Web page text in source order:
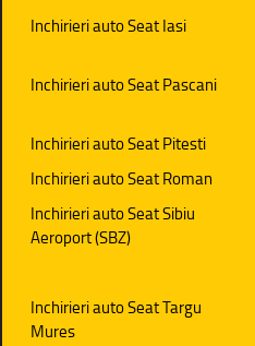
Inchirieri auto Seat Iasi
Inchirieri auto Seat Pascani
Inchirieri auto Seat Pitesti
Inchirieri auto Seat Roman
Inchirieri auto Seat Sibiu
Aeroport (SBZ)
Inchirieri auto Seat Targu
Mures